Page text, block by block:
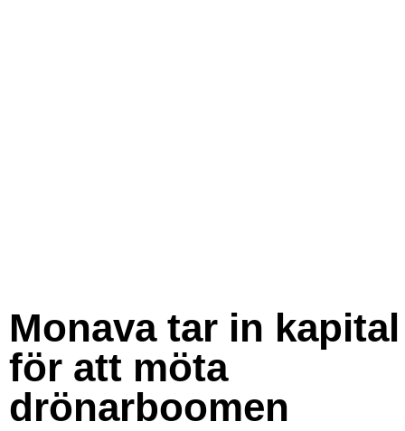
Monava tar in kapital
för att möta
drönarboomen